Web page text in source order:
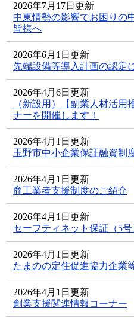
2026年7月17日更新
中東情勢の影響でお困りの
皆様へ
2026年6月1日更新
先端設備等導入計画の認定
2026年4月6日更新
（新設用）【副業人材活用
ナーを開催します！
2026年4月1日更新
玉野市中小企業保証融資制
2026年4月1日更新
商工業者支援制度のご紹介
2026年4月1日更新
セーフティネット保証（5
2026年4月1日更新
たまのの定住促進協力企業
2026年4月1日更新
創業支援関連情報コーナー